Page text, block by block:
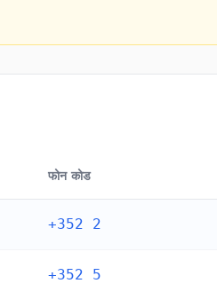
फोन कोड
+352 2
+352 5